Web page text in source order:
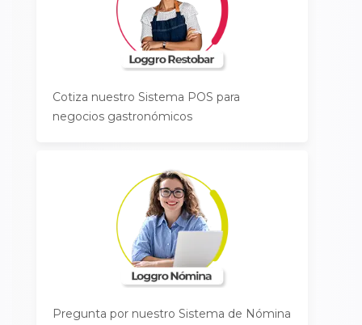
Cotiza nuestro Sistema POS para
negocios gastronómicos
Pregunta por nuestro Sistema de Nómina